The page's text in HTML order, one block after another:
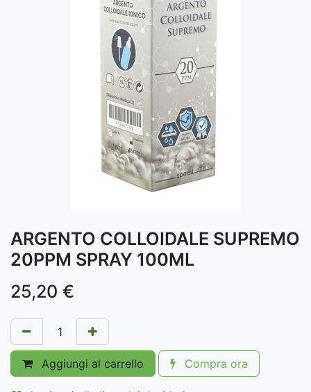
ARGENTO COLLOIDALE SUPREMO
20PPM SPRAY 100ML
25,20 €
Aggiungi al carrello Compra ora